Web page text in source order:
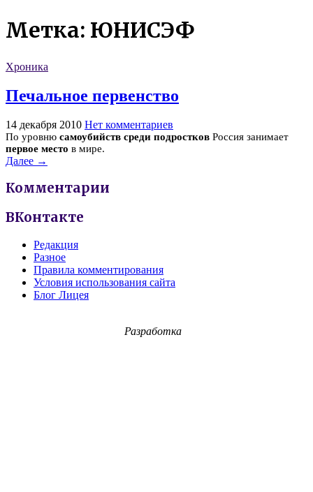
Метка: ЮНИСЭФ
Хроника
Печальное первенство
14 декабря 2010 Нет комментариев
По уровню самоубийств среди подростков Россия занимает
первое место в мире.
Далее →
Комментарии
ВКонтакте
Редакция
Разное
Правила комментирования
Условия использования сайта
Блог Лицея
Разработка